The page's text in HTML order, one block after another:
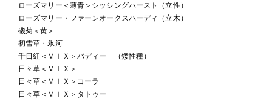
ローズマリー＜薄青＞シッシングハースト（立性）
ローズマリー・ファーンオークスハーディ（立木）
磯菊＜黄＞
初雪草・氷河
千日紅＜ＭＩＸ＞バディー （矮性種）
日々草＜ＭＩＸ＞
日々草＜ＭＩＸ＞コーラ
日々草＜ＭＩＸ＞タトゥー